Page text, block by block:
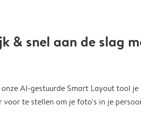
& snel aan de slag
AI-gestuurde Smart Layout tool
voor te stellen om je foto's in je